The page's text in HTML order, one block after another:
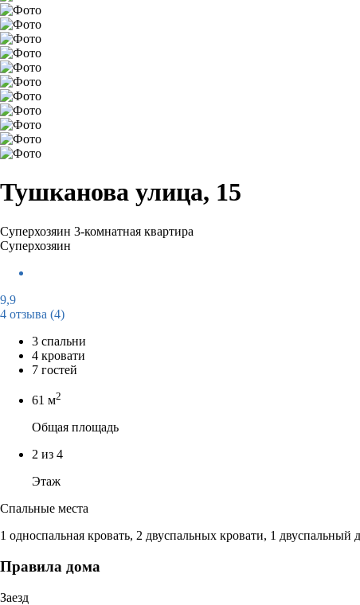
Тушканова улица, 15
Суперхозяин 3-комнатная квартира
Суперхозяин
9,9
4 отзыва (4)
3 спальни
4 кровати
7 гостей
61 м2
Общая площадь
2 из 4
Этаж
Спальные места
1 односпальная кровать, 2 двуспальных кровати, 1 двуспальный
Правила дома
Заезд